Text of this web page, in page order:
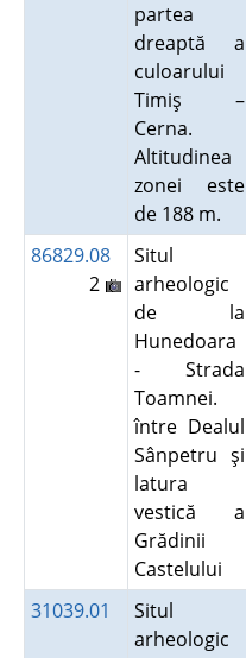
partea
dreaptă a
culoarului
Timiş –
Cerna.
Altitudinea
zonei este
de 188 m.
86829.08
2
Situl
arheologic
de la
Hunedoara
- Strada
Toamnei.
între Dealul
Sânpetru şi
latura
vestică a
Grădinii
Castelului
31039.01
Situl
arheologic